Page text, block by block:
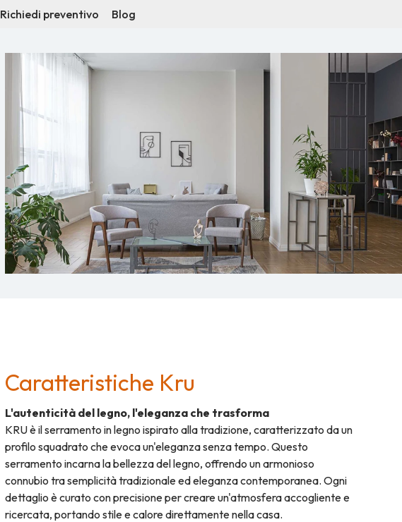
Richiedi preventivo Blog
Caratteristiche Kru
L'autenticità del legno, l'eleganza che trasforma
KRU è il serramento in legno ispirato alla tradizione, caratterizzato da un
profilo squadrato che evoca un'eleganza senza tempo. Questo
serramento incarna la bellezza del legno, offrendo un armonioso
connubio tra semplicità tradizionale ed eleganza contemporanea. Ogni
dettaglio è curato con precisione per creare un'atmosfera accogliente e
ricercata, portando stile e calore direttamente nella casa.